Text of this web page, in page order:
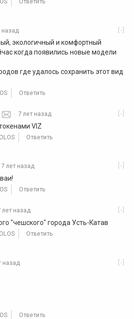
[-]
назад
экологичный и комфортный
когда появились новые модели
где удалось сохранить этот вид
Ответить
[-]
· 7 лет назад
VIZ
Ответить
[-]
7 лет назад
Ответить
[-]
лет назад
"чешского" города Усть-Катав
Ответить
[-]
назад
Ответить